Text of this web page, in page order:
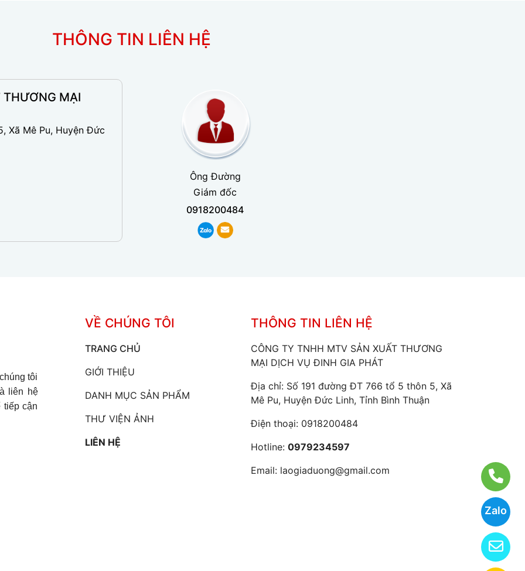
Zalo
THÔNG TIN LIÊN HỆ
THƯƠNG MẠI
Xã Mê Pu, Huyện Đức
Ông Đường
Giám đốc
0918200484
tôi
liên hệ
tiếp cận
VỀ CHÚNG TÔI
TRANG CHỦ
GIỚI THIỆU
DANH MỤC SẢN PHẨM
THƯ VIỆN ẢNH
LIÊN HỆ
THÔNG TIN LIÊN HỆ
CÔNG TY TNHH MTV SẢN XUẤT THƯƠNG
MẠI DỊCH VỤ ĐINH GIA PHÁT
Địa chỉ: Số 191 đường ĐT 766 tổ 5 thôn 5, Xã
Mê Pu, Huyện Đức Linh, Tỉnh Bình Thuận
Điện thoại: 0918200484
Hotline: 0979234597
Email: laogiaduong@gmail.com